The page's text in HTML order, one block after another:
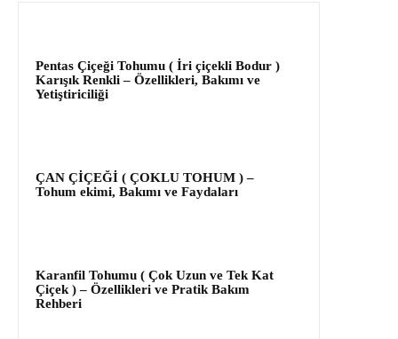
Pentas Çiçeği Tohumu ( İri çiçekli Bodur )
Karışık Renkli – Özellikleri, Bakımı ve
Yetiştiriciliği
ÇAN ÇİÇEĞİ ( ÇOKLU TOHUM ) –
Tohum ekimi, Bakımı ve Faydaları
Karanfil Tohumu ( Çok Uzun ve Tek Kat
Çiçek ) – Özellikleri ve Pratik Bakım
Rehberi